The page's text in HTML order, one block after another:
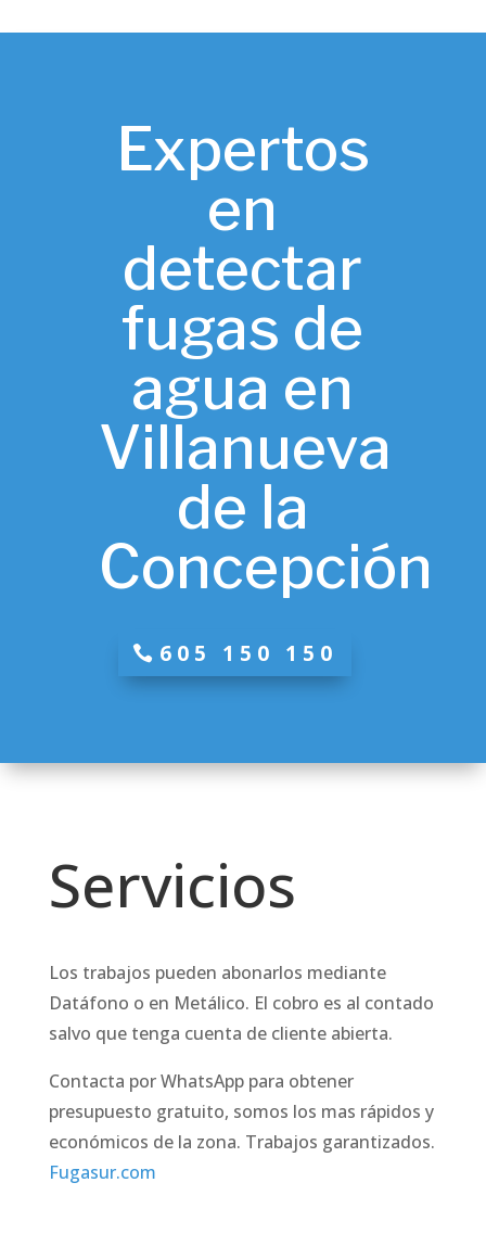
Expertos
en
detectar
fugas de
agua en
Villanueva
de la
Concepción
605 150 150
Servicios
Los trabajos pueden abonarlos mediante
Datáfono o en Metálico. El cobro es al contado
salvo que tenga cuenta de cliente abierta.
Contacta por WhatsApp para obtener
presupuesto gratuito, somos los mas rápidos y
económicos de la zona. Trabajos garantizados.
Fugasur.com